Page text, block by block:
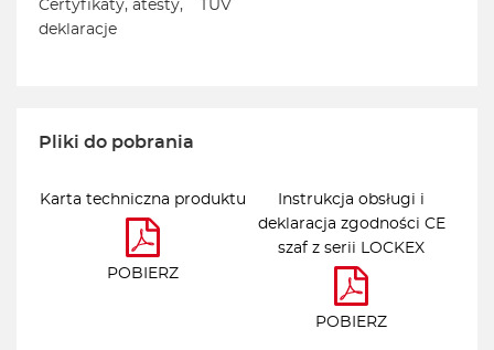
Certyfikaty, atesty,
deklaracje
TÜV
Pliki do pobrania
Karta techniczna produktu
POBIERZ
Instrukcja obsługi i
deklaracja zgodności CE
szaf z serii LOCKEX
POBIERZ